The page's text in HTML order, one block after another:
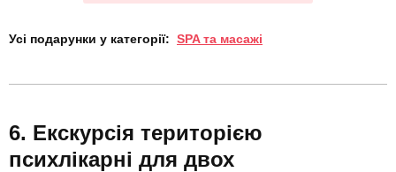
Усі подарунки у категорії: SPA та масажі
Екскурсія територією
психлікарні для двох